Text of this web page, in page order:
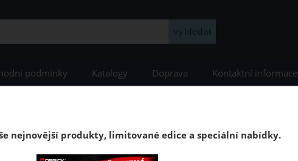
podmínky Katalogy Doprava Kontaktní informace
nejnovější produkty, limitované edice a speciální nabídky.